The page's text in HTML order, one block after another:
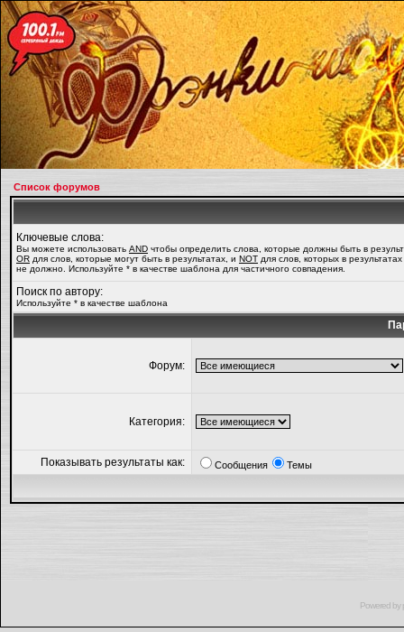
Список форумов
Ключевые слова:
Вы можете использовать AND чтобы определить слова, которые должны быть в
OR для слов, которые могут быть в результатах, и NOT для слов, которых в
не должно. Используйте * в качестве шаблона для частичного совпадения.
Поиск по автору:
Используйте * в качестве шаблона
Форум:
Категория:
Показывать результаты как: Сообщения Темы
Powered by